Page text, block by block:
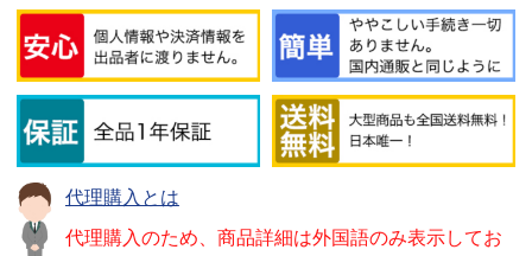
代理購入とは
代理購入のため、商品詳細は外国語のみ表示してお